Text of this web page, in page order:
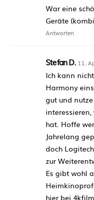
War eine
Geräte
Antworten
Stefan D. 11.
Ich kann
Harmony
gut und
hat. Hoffe
Jahrelang
doch
zur
Es gibt wohl
hier bei